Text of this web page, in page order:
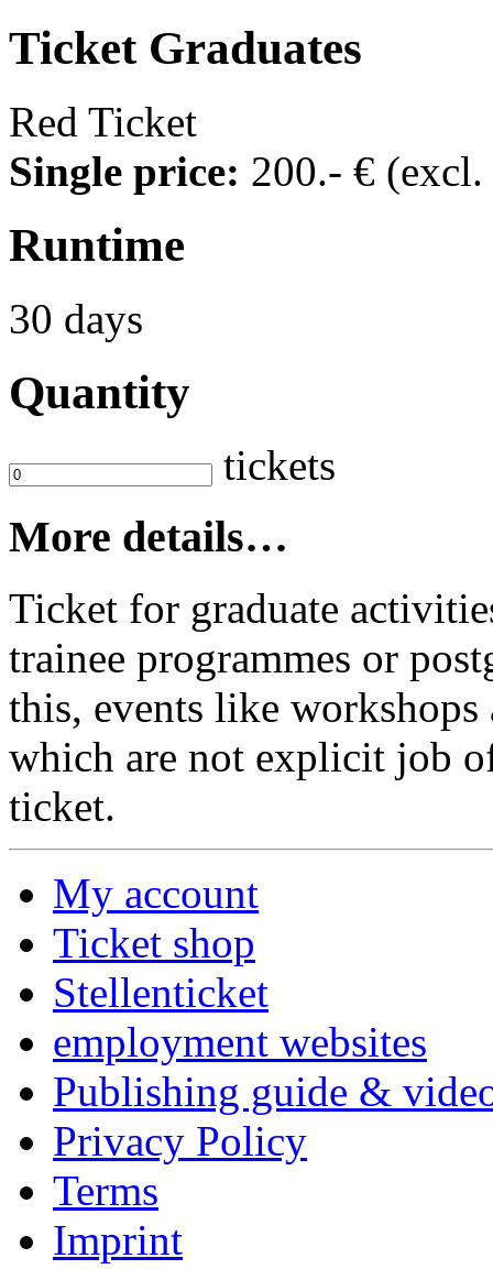
Ticket Graduates
Red Ticket
Single price: 200.- €
Runtime
30 days
Quantity
tickets
More details…
Ticket for graduate
trainee programmes or
this, events like workshops
which are not explicit job
ticket.
My account
Ticket shop
Stellenticket
employment websites
Publishing guide &
Privacy Policy
Terms
Imprint